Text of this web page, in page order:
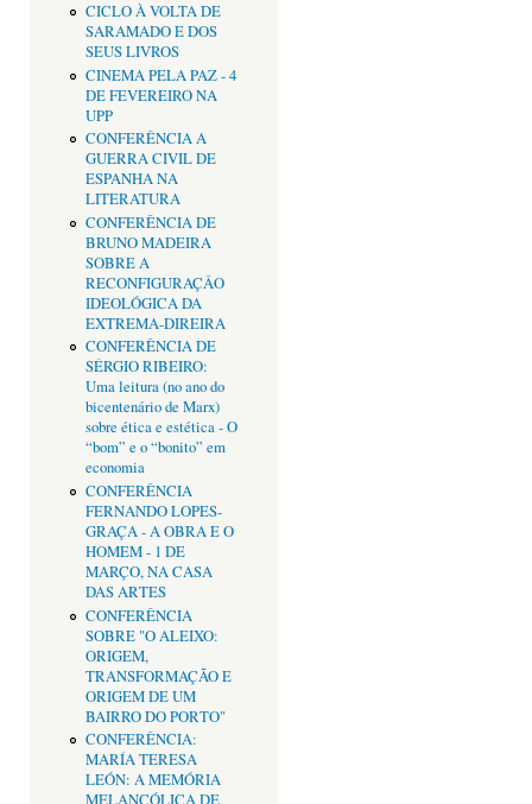
CICLO À VOLTA DE
SARAMADO E DOS
SEUS LIVROS
CINEMA PELA PAZ - 4
DE FEVEREIRO NA
UPP
CONFERÊNCIA A
GUERRA CIVIL DE
ESPANHA NA
LITERATURA
CONFERÊNCIA DE
BRUNO MADEIRA
SOBRE A
RECONFIGURAÇÂO
IDEOLÓGICA DA
EXTREMA-DIREIRA
CONFERÊNCIA DE
SÉRGIO RIBEIRO:
Uma leitura (no ano do
bicentenário de Marx)
sobre ética e estética - O
“bom” e o “bonito” em
economia
CONFERÊNCIA
FERNANDO LOPES-
GRAÇA - A OBRA E O
HOMEM - 1 DE
MARÇO, NA CASA
DAS ARTES
CONFERÊNCIA
SOBRE "O ALEIXO:
ORIGEM,
TRANSFORMAÇÃO E
ORIGEM DE UM
BAIRRO DO PORTO"
CONFERÊNCIA:
MARÍA TERESA
LEÓN: A MEMÓRIA
MELANCÓLICA DE